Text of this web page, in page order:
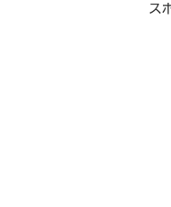
ス